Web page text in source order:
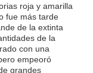
roja y amarilla
fue más tarde
de la extinta
de la
con una
empeoró
grandes